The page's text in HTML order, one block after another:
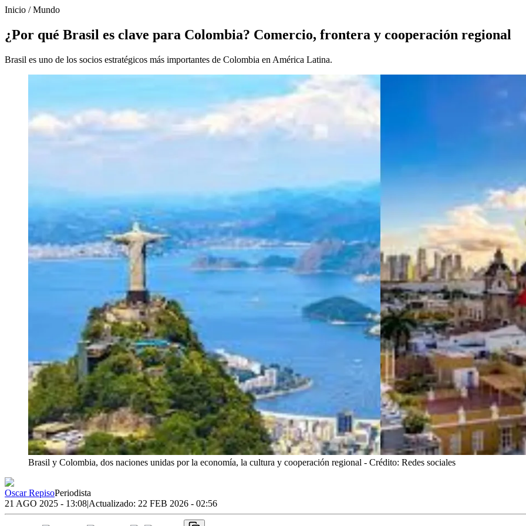
Inicio /Mundo
¿Por qué Brasil es clave para Colombia? Comercio, frontera y cooperación regional
Brasil es uno de los socios estratégicos más importantes de Colombia en América Latina.
Brasil y Colombia, dos naciones unidas por la economía, la cultura y cooperación regional - Crédito: Redes sociales
Oscar RepisoPeriodista
21 AGO 2025 - 13:08|Actualizado: 22 FEB 2026 - 02:56